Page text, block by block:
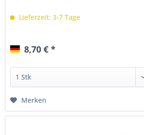
Lieferzeit: 3-7 Tage
8,70 € *
Merken